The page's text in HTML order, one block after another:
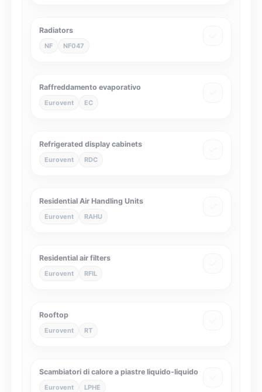
Radiators
NF NF047
Raffreddamento evaporativo
Eurovent EC
Refrigerated display cabinets
Eurovent RDC
Residential Air Handling Units
Eurovent RAHU
Residential air filters
Eurovent RFIL
Rooftop
Eurovent RT
Scambiatori di calore a piastre liquido-liquido
Eurovent LPHE